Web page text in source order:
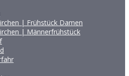
| Frühstück Damen
| Männerfrühstück